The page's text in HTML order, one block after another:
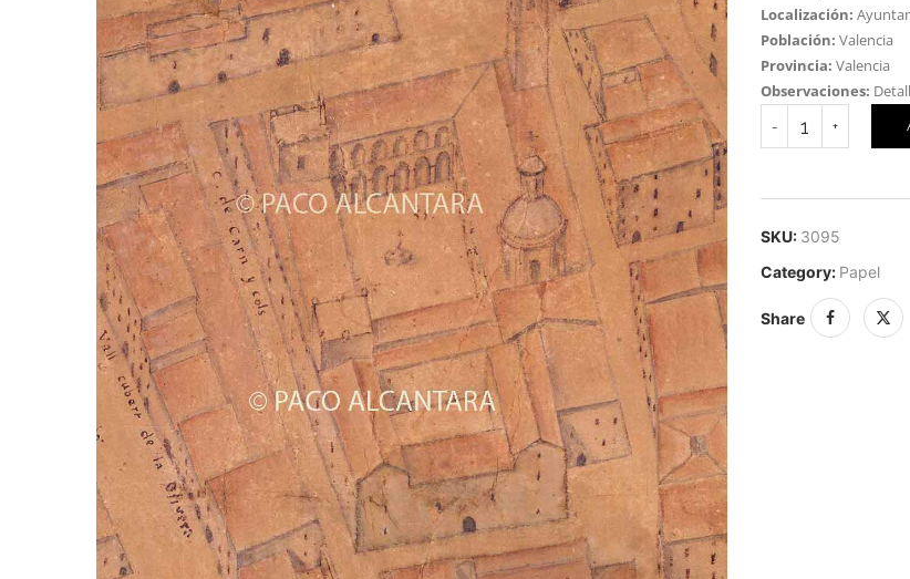
Localización:
Población: Valencia
Provincia: Valencia
Observaciones:
SKU: 3095
Category: Papel
Share